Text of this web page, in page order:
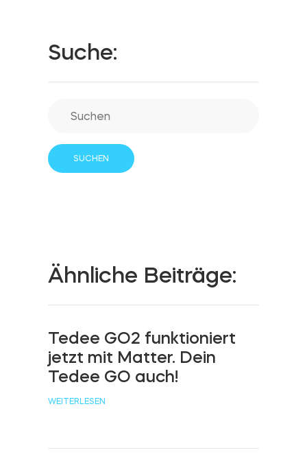
Tedee Bridge
Adapter
Heim-Zugang
Tedee Keypad PRO
Suche:
Ähnliche Beiträge:
Tedee GO2 funktioniert
jetzt mit Matter. Dein
Tedee GO auch!
WEITERLESEN